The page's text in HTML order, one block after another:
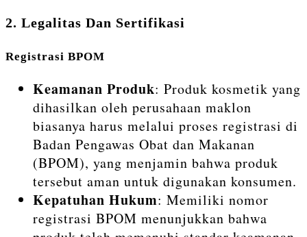
2. Legalitas Dan Sertifikasi
Registrasi BPOM
Keamanan Produk: Produk kosmetik yang
dihasilkan oleh perusahaan maklon
biasanya harus melalui proses registrasi di
Badan Pengawas Obat dan Makanan
(BPOM), yang menjamin bahwa produk
tersebut aman untuk digunakan konsumen.
Kepatuhan Hukum: Memiliki nomor
registrasi BPOM menunjukkan bahwa